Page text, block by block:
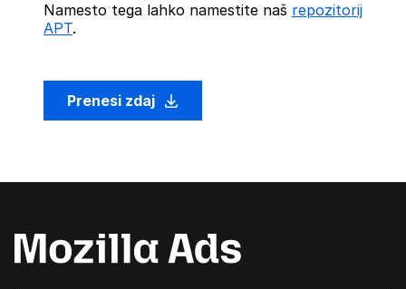
Namesto tega lahko namestite naš repozitorij
APT.
Prenesi zdaj